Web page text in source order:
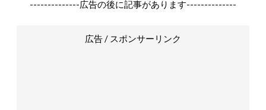
--------------広告の後に記事があります--------------
広告 / スポンサーリンク